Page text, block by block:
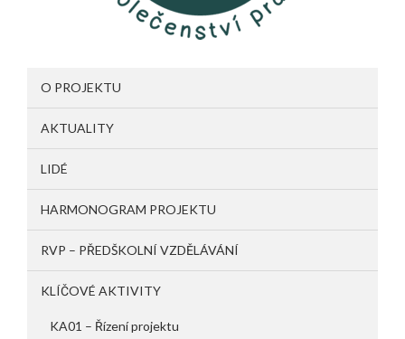
O PROJEKTU
AKTUALITY
LIDÉ
HARMONOGRAM PROJEKTU
RVP – PŘEDŠKOLNÍ VZDĚLÁVÁNÍ
KLÍČOVÉ AKTIVITY
KA01 – Řízení projektu